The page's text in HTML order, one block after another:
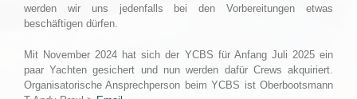
werden wir uns jedenfalls bei den Vorbereitungen etwas
beschäftigen dürfen.
Mit November 2024 hat sich der YCBS für Anfang Juli 2025 ein
paar Yachten gesichert und nun werden dafür Crews akquiriert.
Organisatorische Ansprechperson beim YCBS ist Oberbootsmann